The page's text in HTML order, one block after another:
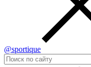
@sportique